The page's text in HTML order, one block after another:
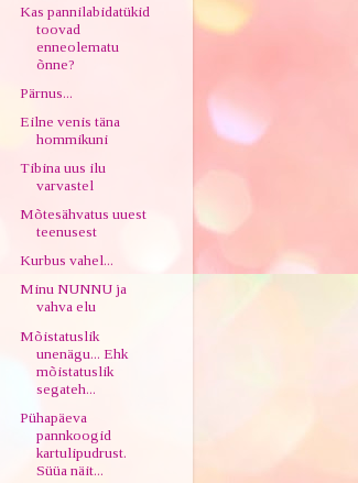
Kas pannilabidatükid
toovad
enneolematu
õnne?
Pärnus...
Eilne venis täna
hommikuni
Tibina uus ilu
varvastel
Mõtesähvatus uuest
teenusest
Kurbus vahel...
Minu NUNNU ja
vahva elu
Mõistatuslik
unenägu... Ehk
mõistatuslik
segateh...
Pühapäeva
pannkoogid
kartulipudrust.
Süüa näit...